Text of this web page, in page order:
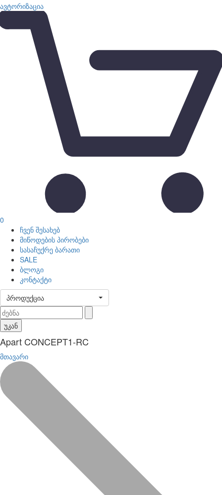
ავტორიზაცია
0
ჩვენ შესახებ
მიწოდების პირობები
სასაჩუქრე ბარათი
SALE
ბლოგი
კონტაქტი
პროდუქცია
უკან
Apart CONCEPT1-RC
მთავარი